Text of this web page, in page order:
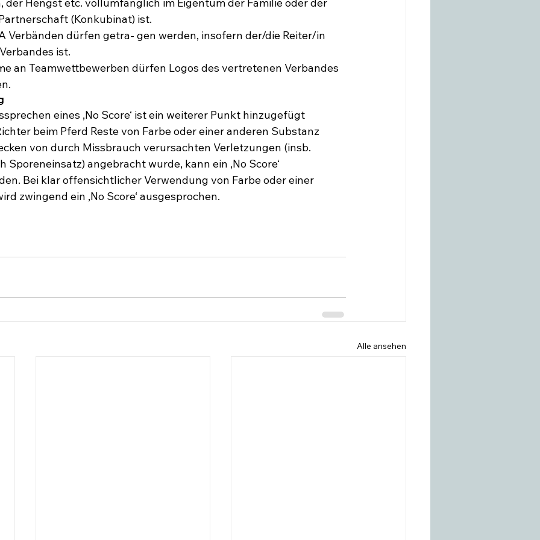
(Konkubinat) ist.
Verbänden dürfen getra- gen werden, insofern der/die Reiter/in
ist.
an Teamwettbewerben dürfen Logos des vertretenen Verbandes
eines ‚No Score‘ ist ein weiterer Punkt hinzugefügt
beim Pferd Reste von Farbe oder einer anderen Substanz
von durch Missbrauch verursachten Verletzungen (insb.
Sporeneinsatz) angebracht wurde, kann ein ‚No Score‘
Bei klar offensichtlicher Verwendung von Farbe oder einer
zwingend ein ‚No Score‘ ausgesprochen.
Alle ansehen